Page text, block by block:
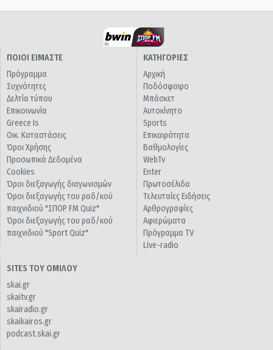
ΠΟΙΟΙ ΕΙΜΑΣΤΕ
Πρόγραμμα
Συχνότητες
Δελτία τύπου
Επικοινωνία
Greece Is
Οικ. Καταστάσεις
Όροι Χρήσης
Προσωπικά Δεδομένα
Cookies
Όροι διεξαγωγής διαγωνισμών
Όροι διεξαγωγής του ραδ/κού
παιχνιδιού "ΣΠΟΡ FM Quiz"
Όροι διεξαγωγής του ραδ/κού
παιχνιδιού "Sport Quiz"
ΚΑΤΗΓΟΡΙΕΣ
Αρχική
Ποδόσφαιρο
Μπάσκετ
Αυτοκίνητο
Sports
Επικαιρότητα
Βαθμολογίες
WebTv
Enter
Πρωτοσέλιδα
Τελευταίες Ειδήσεις
Αρθρογραφίες
Αφιερώματα
Πρόγραμμα TV
Live-radio
SITES ΤΟΥ ΟΜΙΛΟΥ
skai.gr
skaitv.gr
skairadio.gr
skaikairos.gr
podcast.skai.gr